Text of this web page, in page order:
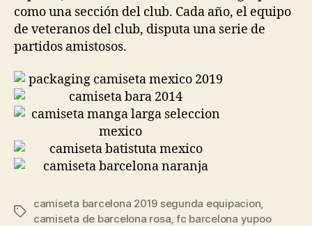
como una sección del club. Cada año, el equipo
de veteranos del club, disputa una serie de
partidos amistosos.
Etiquetas
camiseta barcelona 2019 segunda equipacion,
camiseta de barcelona rosa, fc barcelona yupoo